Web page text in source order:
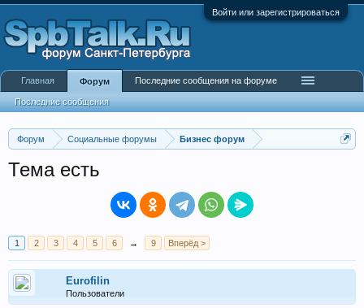
Войти или зарегистрироваться
Форум Социальные форумы Бизнес форум
Тема есть
1 2 3 4 5 6 → 9 Вперёд >
Eurofilin
Пользователи
Главная Форум
Последние сообщения
Последние сообщения на форуме